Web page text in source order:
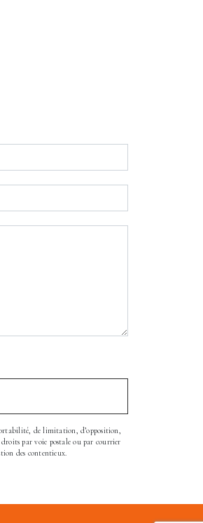
portabilité, de limitation, d’opposition,
par voie postale ou par courrier
des contentieux.